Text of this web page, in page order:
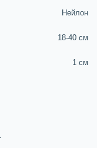
Нейлон
18-40 см
1 см